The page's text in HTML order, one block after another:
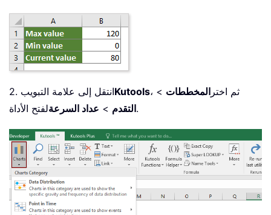
2. انتقل إلى علامة التبويبKutools ، ثم اختر المخططات >
التقدم > عداد السرعة لفتح الأداة.